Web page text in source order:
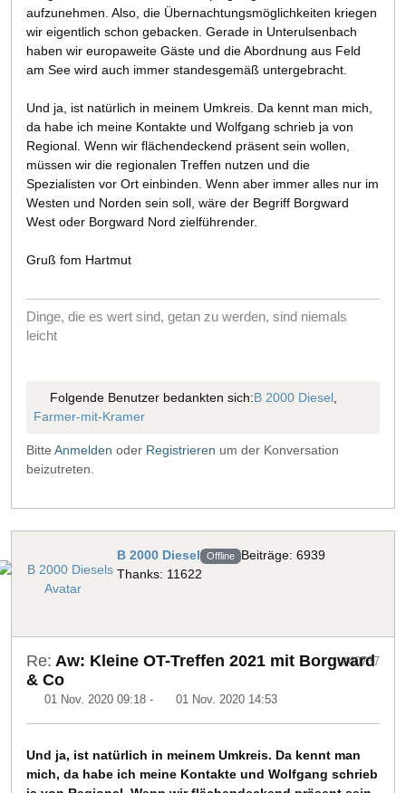
aufzunehmen. Also, die Übernachtungsmöglichkeiten kriegen
wir eigentlich schon gebacken. Gerade in Unterulsenbach
haben wir europaweite Gäste und die Abordnung aus Feld
am See wird auch immer standesgemäß untergebracht.
Und ja, ist natürlich in meinem Umkreis. Da kennt man mich,
da habe ich meine Kontakte und Wolfgang schrieb ja von
Regional. Wenn wir flächendeckend präsent sein wollen,
müssen wir die regionalen Treffen nutzen und die
Spezialisten vor Ort einbinden. Wenn aber immer alles nur im
Westen und Norden sein soll, wäre der Begriff Borgward
West oder Borgward Nord zielführender.
Gruß fom Hartmut
Dinge, die es wert sind, getan zu werden, sind niemals
leicht
Folgende Benutzer bedankten sich:B 2000 Diesel,
Farmer-mit-Kramer
Bitte Anmelden oder Registrieren um der Konversation
beizutreten.
B 2000 Diesel Offline Beiträge: 6939
Thanks: 11622
Re: Aw: Kleine OT-Treffen 2021 mit Borgward
& Co
01 Nov. 2020 09:18 - 01 Nov. 2020 14:53
#40737
Und ja, ist natürlich in meinem Umkreis. Da kennt man
mich, da habe ich meine Kontakte und Wolfgang schrieb